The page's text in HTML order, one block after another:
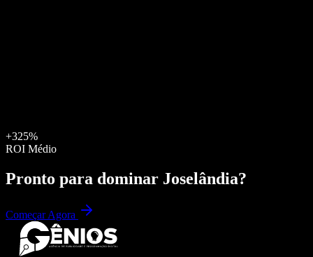
+325%
ROI Médio
Pronto para dominar Joselândia?
Começar Agora